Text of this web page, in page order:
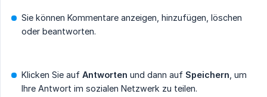
Sie können Kommentare anzeigen, hinzufügen, löschen
oder beantworten.
Klicken Sie auf Antworten und dann auf Speichern , um
Ihre Antwort im sozialen Netzwerk zu teilen.